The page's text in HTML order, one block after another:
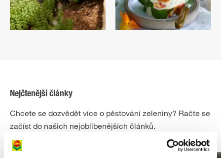
Nejčtenější články
Chcete se dozvědět více o pěstování zeleniny? Račte se
začíst do našich nejoblíbenějších článků.